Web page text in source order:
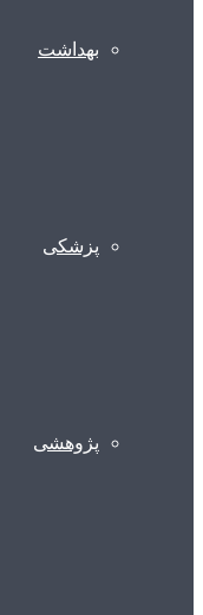
بهداشت
پزشکی
پژوهشی